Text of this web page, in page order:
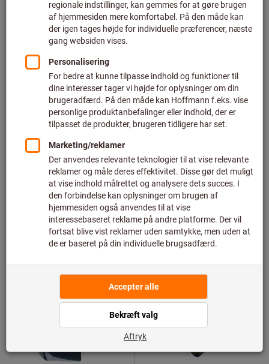
CNMG 120408
Iscar
Art.-nr.: 250271
Fra
120,10 DKK
plus moms
4 varianter
SUMOCHAM skæreplatte ICP
k7 IC908
Art.-nr.: 231740
790,56 DKK
58 varianter